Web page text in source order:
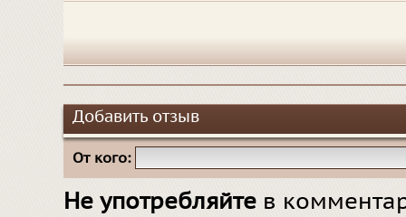
Добавить отзыв
От кого:
Не употребляйте в